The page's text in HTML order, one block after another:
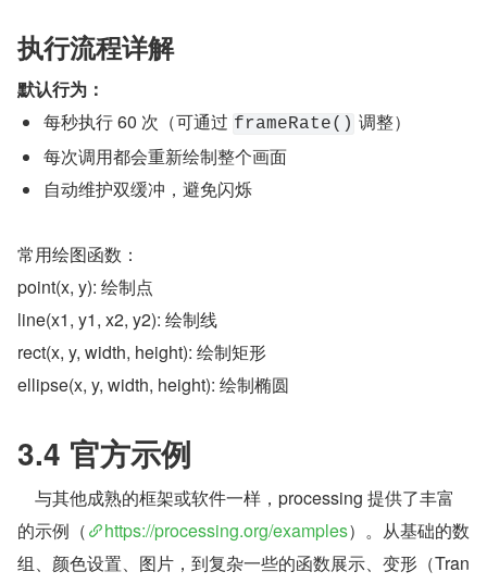
执行流程详解
默认行为：
每秒执行 60 次（可通过 frameRate() 调整）
每次调用都会重新绘制整个画面
自动维护双缓冲，避免闪烁
常用绘图函数：
point(x, y): 绘制点
line(x1, y1, x2, y2): 绘制线
rect(x, y, width, height): 绘制矩形
ellipse(x, y, width, height): 绘制椭圆
3.4 官方示例
的示例（
https://processing.org/examples）。从基础的数
组、颜色设置、图片，到复杂一些的函数展示、变形（Tran